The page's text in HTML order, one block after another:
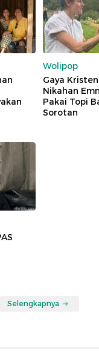
Wolipop
Gaya
Nikahan
Pakai Topi
Sorotan
Selengkapnya